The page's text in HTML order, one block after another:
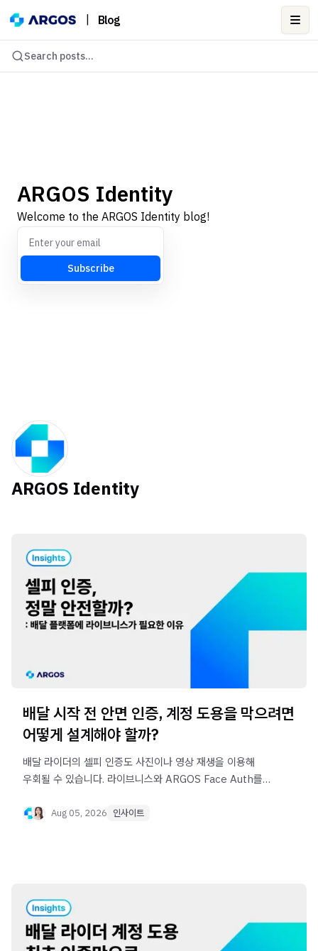
Blog
Search posts...
ARGOS Identity
Welcome to the ARGOS Identity blog!
Subscribe
ARGOS Identity
배달 시작 전 안면 인증, 계정 도용을 막으려면
어떻게 설계해야 할까?
배달 라이더의 셀피 인증도 사진이나 영상 재생을 이용해
우회될 수 있습니다. 라이브니스와 ARGOS Face Auth를
계정 도용을 방지하는 인증 체계 설계 방법을 살펴봅니다.
Aug 05, 2026 인사이트